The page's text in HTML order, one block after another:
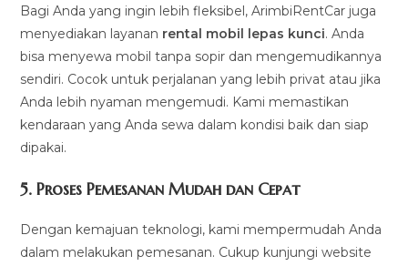
Bagi Anda yang ingin lebih fleksibel, ArimbiRentCar juga
menyediakan layanan rental mobil lepas kunci. Anda
bisa menyewa mobil tanpa sopir dan mengemudikannya
sendiri. Cocok untuk perjalanan yang lebih privat atau jika
Anda lebih nyaman mengemudi. Kami memastikan
kendaraan yang Anda sewa dalam kondisi baik dan siap
dipakai.
5.Proses Pemesanan Mudah dan Cepat
Dengan kemajuan teknologi, kami mempermudah Anda
dalam melakukan pemesanan. Cukup kunjungi website